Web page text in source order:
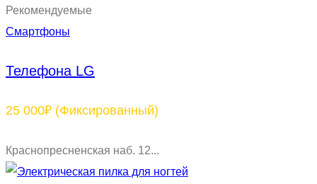
Рекомендуемые
Смартфоны
Телефона LG
25 000₽ (Фиксированный)
Краснопресненская наб. 12...